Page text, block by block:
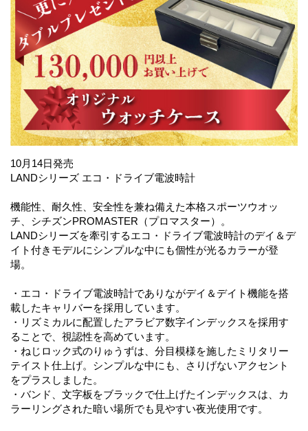
10月14日発売
LANDシリーズ エコ・ドライブ電波時計
機能性、耐久性、安全性を兼ね備えた本格スポーツウオッ
チ、シチズンPROMASTER（プロマスター）。
LANDシリーズを牽引するエコ・ドライブ電波時計のデイ＆デ
イト付きモデルにシンプルな中にも個性が光るカラーが登
場。
・エコ・ドライブ電波時計でありながデイ＆デイト機能を搭
載したキャリバーを採用しています。
・リズミカルに配置したアラビア数字インデックスを採用す
ることで、視認性を高めています。
・ねじロック式のりゅうずは、分目模様を施したミリタリー
テイスト仕上げ。シンプルな中にも、さりげないアクセント
をプラスしました。
・バンド、文字板をブラックで仕上げたインデックスは、カ
ラーリングされた暗い場所でも見やすい夜光使用です。